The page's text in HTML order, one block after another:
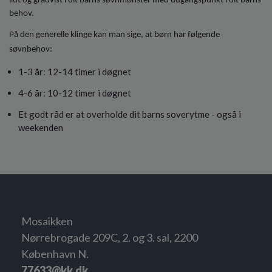
behov.
På den generelle klinge kan man sige, at børn har følgende
søvnbehov:
1-3 år: 12-14 timer i døgnet
4-6 år: 10-12 timer i døgnet
Et godt råd er at overholde dit barns soverytme - også i
weekenden
Mosaikken
Nørrebrogade 209C, 2. og 3. sal, 2200
København N.